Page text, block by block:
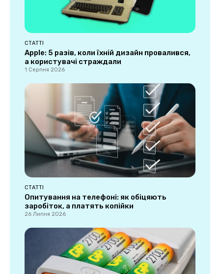
СТАТТІ
Apple: 5 разів, коли їхній дизайн провалився,
а користувачі страждали
1 Серпня 2026
СТАТТІ
Опитування на телефоні: як обіцяють
заробіток, а платять копійки
26 Липня 2026